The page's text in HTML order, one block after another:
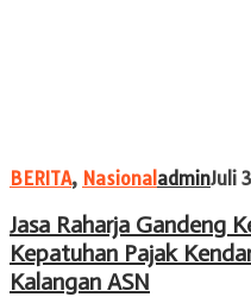
BERITA, Nasional adminJuli
Jasa Raharja Gandeng
Kepatuhan Pajak
Kalangan ASN